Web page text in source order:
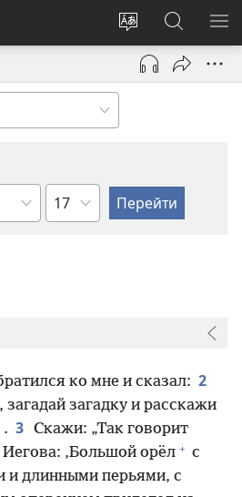
Изменить
язык
сайта
Войти
(открывается
новом
окне)
Поиск
по
jw.org
по
главам
ко мне и сказал: 2
загадку и расскажи
. 3 Скажи: „Так говорит
‚Большой орёл + с
длинными перьями, с